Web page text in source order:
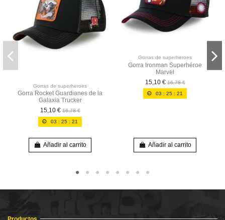
Gorras de superheroes
Gorra Rocket Guardianes de la
Galaxia Trucker
15,10 € 16,78 €
03 :25 :20
Añadir al carrito
Gorras de superheroes
Gorra Ironman Superhéroe
Marvel
15,10 € 16,78 €
03 :25 :20
Añadir al carrito